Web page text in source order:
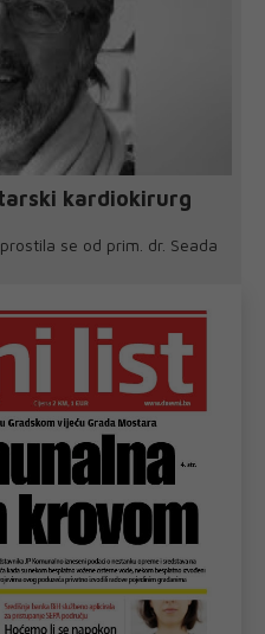
kardiokirurg
se od prim. dr. Seada